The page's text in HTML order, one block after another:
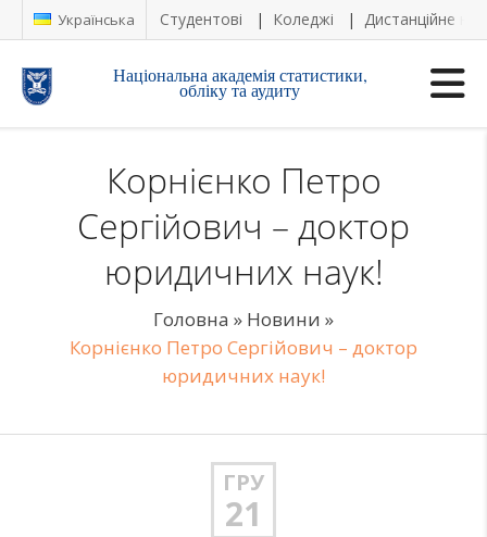
Українська Студентові Коледжі Дистанційне
Національна академія статистики,
обліку та аудиту
Корнієнко Петро
Сергійович – доктор
юридичних наук!
Головна » Новини »
Корнієнко Петро Сергійович – доктор
юридичних наук!
ГРУ
21